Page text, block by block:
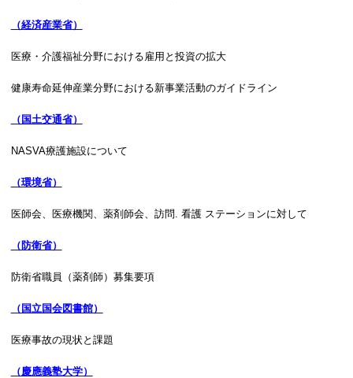
（経済産業省）
医療・介護福祉分野における雇用と投資の拡大
健康寿命延伸産業分野における新事業活動のガイドライン
（国土交通省）
NASVA療護施設について
（環境省）
医師会、医療機関、薬剤師会、訪問. 看護 ステーションに対して
（防衛省）
防衛省職員（薬剤師）募集要項
（国立国会図書館）
医療事故の現状と課題
（慶應義塾大学）